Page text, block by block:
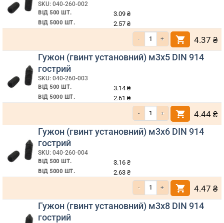
SKU: 040-260-002
ВІД 500 ШТ. 3.09 ₴
ВІД 5000 ШТ. 2.57 ₴
Кількість Гужон (гвинт
4.37 ₴
Гужон (гвинт установний) м3х5 DIN 914
гострий
SKU: 040-260-003
ВІД 500 ШТ. 3.14 ₴
ВІД 5000 ШТ. 2.61 ₴
Кількість Гужон (гвинт
4.44 ₴
Гужон (гвинт установний) м3х6 DIN 914
гострий
SKU: 040-260-004
ВІД 500 ШТ. 3.16 ₴
ВІД 5000 ШТ. 2.63 ₴
Кількість Гужон (гвинт
4.47 ₴
Гужон (гвинт установний) м3х8 DIN 914
гострий